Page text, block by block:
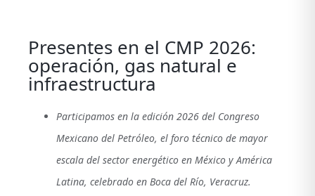
Presentes en el CMP 2026:
operación, gas natural e
infraestructura
Participamos en la edición 2026 del Congreso
Mexicano del Petróleo, el foro técnico de mayor
escala del sector energético en México y América
Latina, celebrado en Boca del Río, Veracruz.